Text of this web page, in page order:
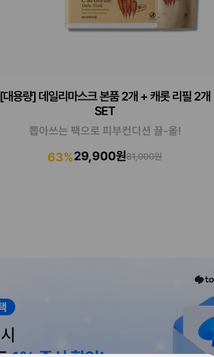
[대용량] 데일리마스크 본품 2개 + 캐롯 리필 2개
SET
뽑아쓰는 팩으로 피부컨디션 끌-올!
63%29,900원81,000원